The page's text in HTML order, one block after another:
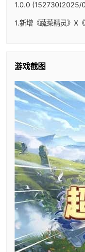
1.0.0 (152730)2025/
1.新增《蔬菜精灵》X
游戏截图